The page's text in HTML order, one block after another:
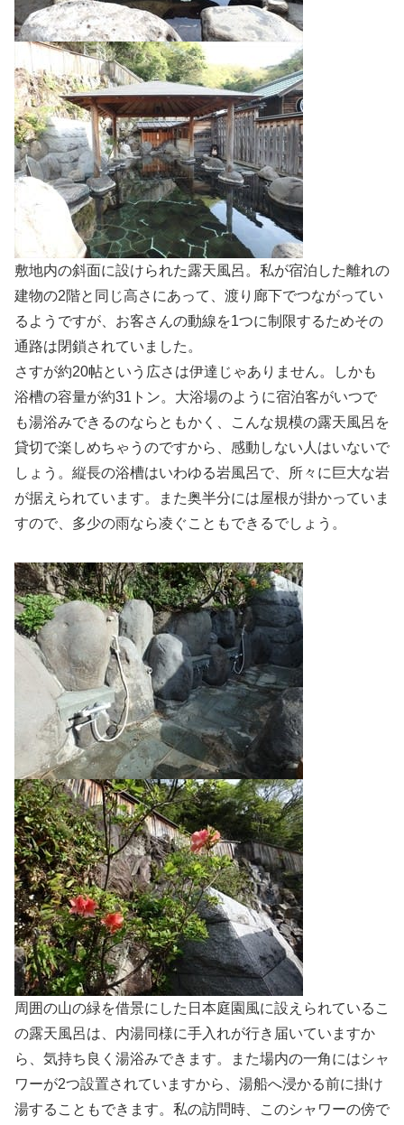
敷地内の斜面に設けられた露天風呂。私が宿泊した離れの
建物の2階と同じ高さにあって、渡り廊下でつながってい
るようですが、お客さんの動線を1つに制限するためその
通路は閉鎖されていました。
さすが約20帖という広さは伊達じゃありません。しかも
浴槽の容量が約31トン。大浴場のように宿泊客がいつで
も湯浴みできるのならともかく、こんな規模の露天風呂を
貸切で楽しめちゃうのですから、感動しない人はいないで
しょう。縦長の浴槽はいわゆる岩風呂で、所々に巨大な岩
が据えられています。また奥半分には屋根が掛かっていま
すので、多少の雨なら凌ぐこともできるでしょう。
周囲の山の緑を借景にした日本庭園風に設えられているこ
の露天風呂は、内湯同様に手入れが行き届いていますか
ら、気持ち良く湯浴みできます。また場内の一角にはシャ
ワーが2つ設置されていますから、湯船へ浸かる前に掛け
湯することもできます。私の訪問時、このシャワーの傍で